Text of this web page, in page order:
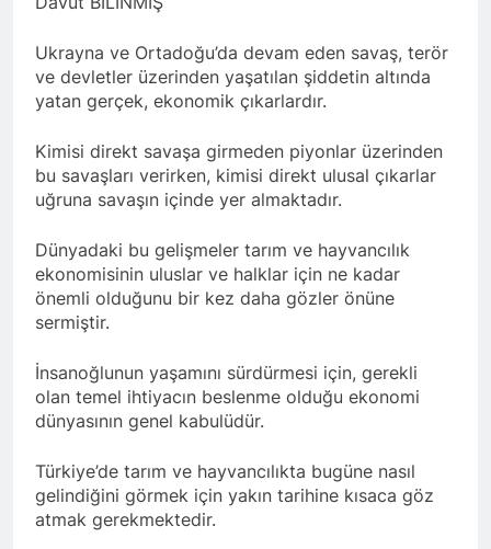
Düzgün Kaplan’da katıldı.
konuşmacılar Yazar Ümit
Fırat, Prf. Dr. Aziz Yağan ve
Doç. Dr. Bülent Küçük ülkede
süreci değerlendiren
sunumlarını yaptılar.
ile gerçekleşebilir. 1 EYLÜL
DÜNYA BARIŞ GÜNÜ KUTLU
OLSUN
11 Ay Ago
Hak ve Özgürlükler Partisi-
HAK-PAR Urfa ili SİVEREK
Hak ve Özgürlükler Partisi-
HAK-PAR Heyeti, Hewler’de
KDP İran temsilciliğini
ziyaret etti
12 Ay Ago
Hewler’de ENKS ile
görüştü
12 Ay Ago
HAK-PAR Heyeti Hewler’de
ALAKAD ile görüştü
HAK-PAR Başkanlık Kurulu;
‘KÜRT HALKI HAK VE
ÖZGÜRLÜK
MÜCADELESİNDEN ASLA
12 Ay Ago
üzerinden 102 yıl geçse de;
Kürt milleti özgürlükten
asla vaz geçmedi
1 Yıl Ago
MECLÎSA PARTİYA HAK-
Ukrayna ve Ortadoğu’da devam eden savaş, terör
ve devletler üzerinden yaşatılan şiddetin altında
yatan gerçek, ekonomik çıkarlardır.
Kimisi direkt savaşa girmeden piyonlar üzerinden
bu savaşları verirken, kimisi direkt ulusal çıkarlar
uğruna savaşın içinde yer almaktadır.
Dünyadaki bu gelişmeler tarım ve hayvancılık
ekonomisinin uluslar ve halklar için ne kadar
önemli olduğunu bir kez daha gözler önüne
sermiştir.
İnsanoğlunun yaşamını sürdürmesi için, gerekli
olan temel ihtiyacın beslenme olduğu ekonomi
dünyasının genel kabulüdür.
Türkiye’de tarım ve hayvancılıkta bugüne nasıl
gelindiğini görmek için yakın tarihine kısaca göz
atmak gerekmektedir.